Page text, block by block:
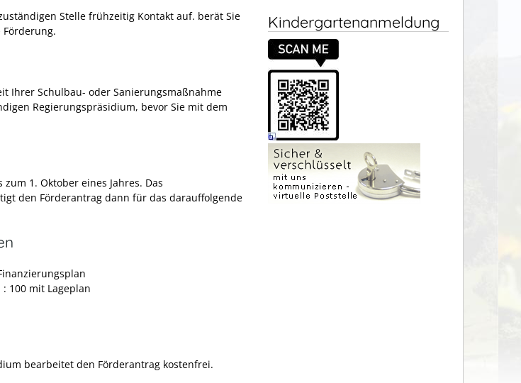
Stelle frühzeitig Kontakt auf. berät Sie
Ihrer Schulbau- oder Sanierungsmaßnahme
Regierungspräsidium, bevor Sie mit dem
1. Oktober eines Jahres. Das
den Förderantrag dann für das darauffolgende
100 mit Lageplan
bearbeitet den Förderantrag kostenfrei.
Kindergartenanmeldung